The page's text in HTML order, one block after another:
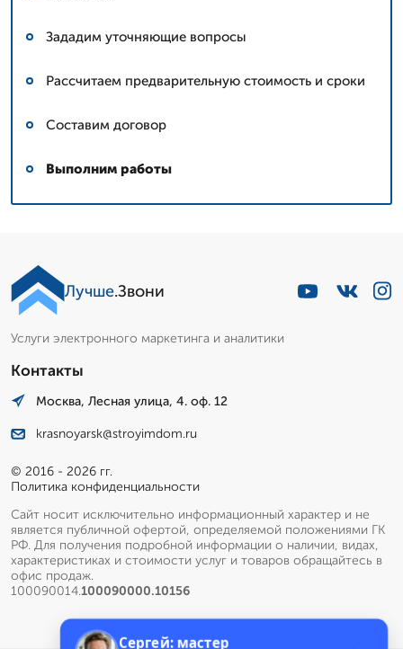
Зададим уточняющие вопросы
Рассчитаем предварительную стоимость и сроки
Составим договор
Выполним работы
Лучше.Звони
Услуги электронного маркетинга и аналитики
Контакты
Москва, Лесная улица, 4. оф. 12
krasnoyarsk@stroyimdom.ru
© 2016 - 2026 гг.
Политика конфиденциальности
Сайт носит исключительно информационный характер и не
является публичной офертой, определяемой положениями ГК
РФ. Для получения подробной информации о наличии, видах,
характеристиках и стоимости услуг и товаров обращайтесь в
офис продаж.
100090014.100090000.10156
Сергей: мастер